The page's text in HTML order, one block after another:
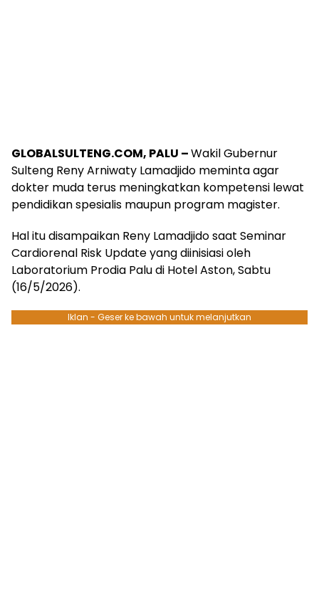
GLOBALSULTENG.COM, PALU –Wakil Gubernur
Sulteng Reny Arniwaty Lamadjido meminta agar
dokter muda terus meningkatkan kompetensi lewat
pendidikan spesialis maupun program magister.
Hal itu disampaikan Reny Lamadjido saat Seminar
Cardiorenal Risk Update yang diinisiasi oleh
Laboratorium Prodia Palu di Hotel Aston, Sabtu
(16/5/2026).
Iklan - Geser ke bawah untuk melanjutkan